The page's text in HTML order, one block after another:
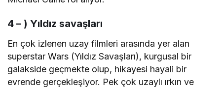
4 – ) Yıldız savaşları
En çok izlenen uzay filmleri arasında yer alan
superstar Wars (Yıldız Savaşları), kurgusal bir
galakside geçmekte olup, hikayesi hayali bir
evrende gerçekleşiyor. Pek çok uzaylı ırkın ve